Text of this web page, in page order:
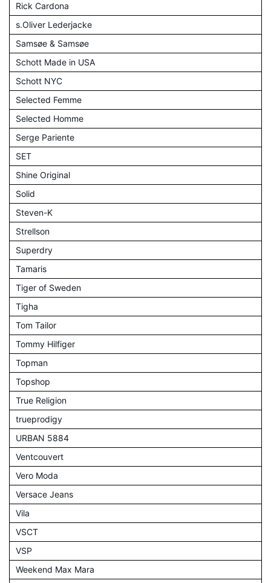
Rick Cardona
s.Oliver Lederjacke
Samsøe & Samsøe
Schott Made in USA
Schott NYC
Selected Femme
Selected Homme
Serge Pariente
SET
Shine Original
Solid
Steven-K
Strellson
Superdry
Tamaris
Tiger of Sweden
Tigha
Tom Tailor
Tommy Hilfiger
Topman
Topshop
True Religion
trueprodigy
URBAN 5884
Ventcouvert
Vero Moda
Versace Jeans
Vila
VSCT
VSP
Weekend Max Mara